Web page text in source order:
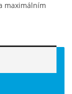
maximálním